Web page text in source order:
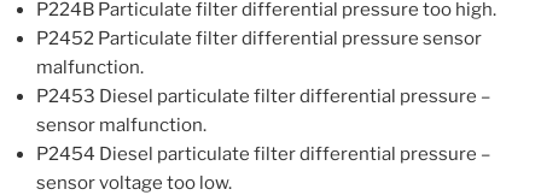
P224B Particulate filter differential pressure too high.
P2452 Particulate filter differential pressure sensor
malfunction.
P2453 Diesel particulate filter differential pressure –
sensor malfunction.
P2454 Diesel particulate filter differential pressure –
sensor voltage too low.